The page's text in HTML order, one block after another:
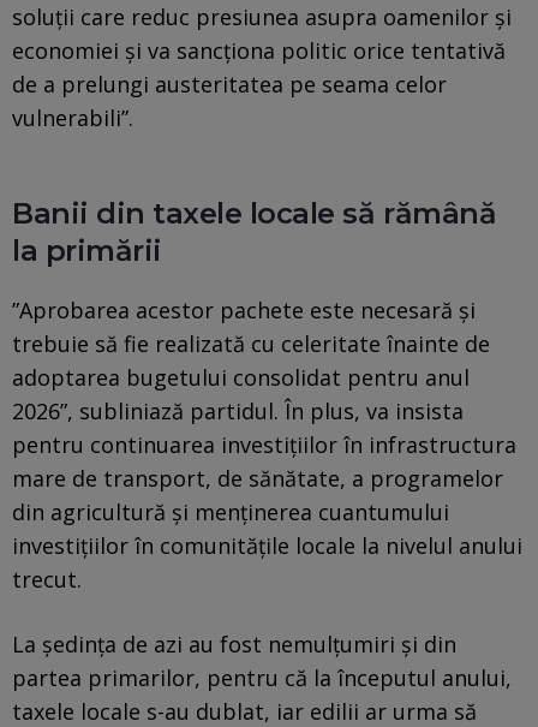
soluţii care reduc presiunea asupra oamenilor şi
economiei şi va sancţiona politic orice tentativă
de a prelungi austeritatea pe seama celor
vulnerabili”.
Banii din taxele locale să rămână
la primării
”Aprobarea acestor pachete este necesară şi
trebuie să fie realizată cu celeritate înainte de
adoptarea bugetului consolidat pentru anul
2026”, subliniază partidul. În plus, va insista
pentru continuarea investiţiilor în infrastructura
mare de transport, de sănătate, a programelor
din agricultură şi menţinerea cuantumului
investiţiilor în comunităţile locale la nivelul anului
trecut.
La ședința de azi au fost nemulțumiri și din
partea primarilor, pentru că la începutul anului,
taxele locale s-au dublat, iar edilii ar urma să